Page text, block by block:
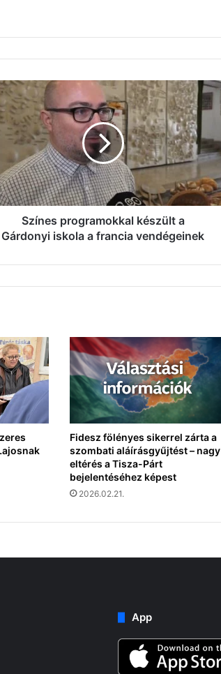
Színes programokkal készült a
Gárdonyi iskola a francia vendégeinek
Fidesz fölényes sikerrel zárta a
szombati aláírásgyűjtést – nagy
eltérés a Tisza-Párt
bejelentéséhez képest
2026.02.21.
App